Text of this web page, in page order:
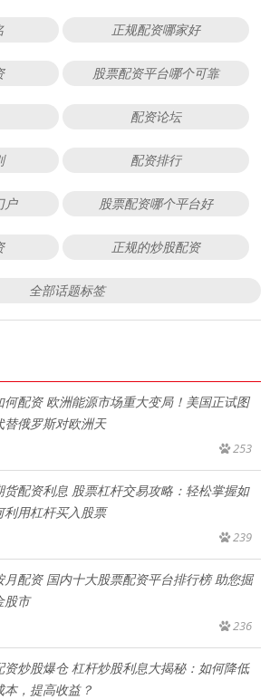
正规配资哪家好
股票配资平台哪个可靠
配资论坛
配资排行
户 股票配资哪个平台好
正规的炒股配资
全部话题标签
何配资 欧洲能源市场重大变局！美国正试图
替俄罗斯对欧洲天
253
货配资利息 股票杠杆交易攻略：轻松掌握如
利用杠杆买入股票
239
国内十大股票配资平台排行榜 助您掘
股市
236
资炒股爆仓 杠杆炒股利息大揭秘：如何降低
本，提高收益？